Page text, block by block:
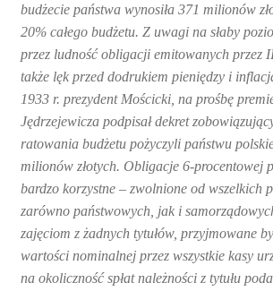
budżecie państwa wynosiła 371 milionów
20% całego budżetu. Z uwagi na słaby
przez ludność obligacji emitowanych przez
także lęk przed dodrukiem pieniędzy i
1933 r. prezydent Mościcki, na prośbę
Jędrzejewicza podpisał dekret
ratowania budżetu pożyczyli państwu
milionów złotych. Obligacje 6-procentowej
bardzo korzystne – zwolnione od wszelkich
zarówno państwowych, jak i
zajęciom z żadnych tytułów, przyjmowane
wartości nominalnej przez wszystkie kasy
na okoliczność spłat należności z tytułu